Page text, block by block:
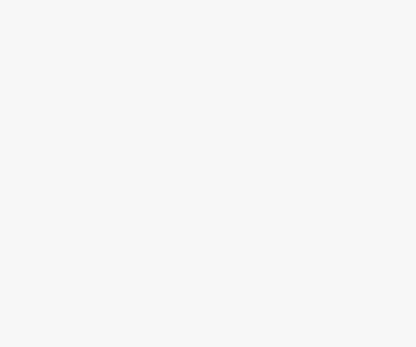
o sulla "X" posizionata in alto a destra in questo banner l’Utente
per una corretta visualizzazione della pagina.